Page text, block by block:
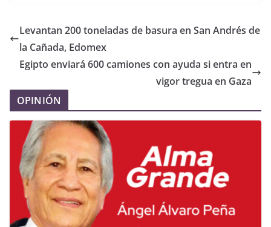
Levantan 200 toneladas de basura en San Andrés de
la Cañada, Edomex
Egipto enviará 600 camiones con ayuda si entra en
vigor tregua en Gaza
OPINIÓN